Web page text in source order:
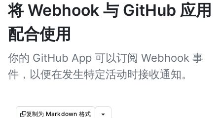
将 Webhook 与 GitHub 应用
配合使用
你的 GitHub App 可以订阅 Webhook 事
件，以便在发生特定活动时接收通知。
复制为 Markdown 格式